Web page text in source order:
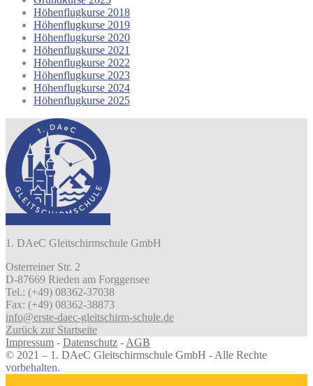
Höhenflugkurse 2018
Höhenflugkurse 2019
Höhenflugkurse 2020
Höhenflugkurse 2021
Höhenflugkurse 2022
Höhenflugkurse 2023
Höhenflugkurse 2024
Höhenflugkurse 2025
1. DAeC Gleitschirmschule GmbH
Osterreiner Str. 2
D-87669 Rieden am Forggensee
Tel.: (+49) 08362-37038
Fax: (+49) 08362-38873
info@erste-daec-gleitschirm-schule.de
Zurück zur Startseite
Impressum - Datenschutz - AGB
© 2021 – 1. DAeC Gleitschirmschule GmbH - Alle Rechte
vorbehalten.